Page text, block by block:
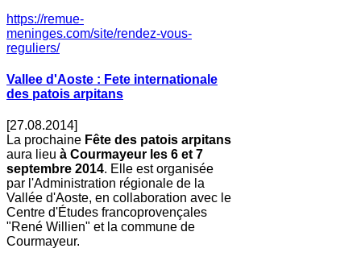
https://remue-
meninges.com/site/rendez-vous-
reguliers/
Vallee d'Aoste : Fete internationale
des patois arpitans
[27.08.2014]
La prochaine Fête des patois arpitans
aura lieu à Courmayeur les 6 et 7
septembre 2014. Elle est organisée
par l'Administration régionale de la
Vallée d'Aoste, en collaboration avec le
Centre d'Études francoprovençales
"René Willien" et la commune de
Courmayeur.